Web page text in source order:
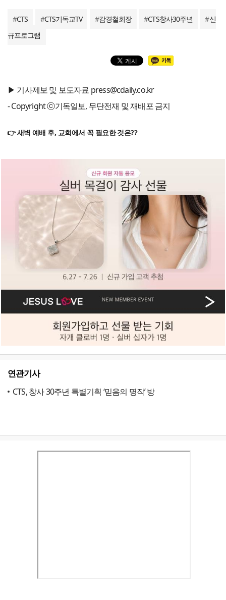
#CTS #CTS기독교TV #감경철회장 #CTS창사30주년 #신
규프로그램
▶ 기사제보 및 보도자료 press@cdaily.co.kr
- Copyright ⓒ기독일보, 무단전재 및 재배포 금지
👉 새벽 예배 후, 교회에서 꼭 필요한 것은??
연관기사
CTS, 창사 30주년 특별기획 ‘믿음의 명작’ 방